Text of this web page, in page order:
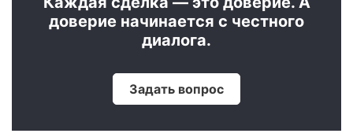
доверие начинается с честного
диалога.
Задать вопрос